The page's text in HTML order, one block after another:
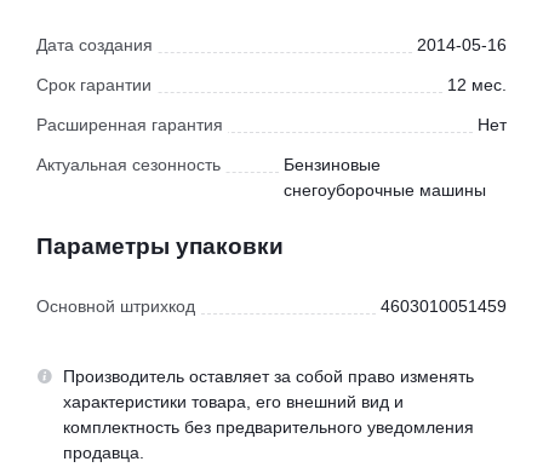
Дата создания 2014-05-16
Срок гарантии 12 мес.
Расширенная гарантия Нет
Актуальная сезонность
Бензиновые
снегоуборочные машины
Параметры упаковки
Основной штрихкод 4603010051459
Производитель оставляет за собой право изменять
характеристики товара, его внешний вид и
комплектность без предварительного уведомления
продавца.